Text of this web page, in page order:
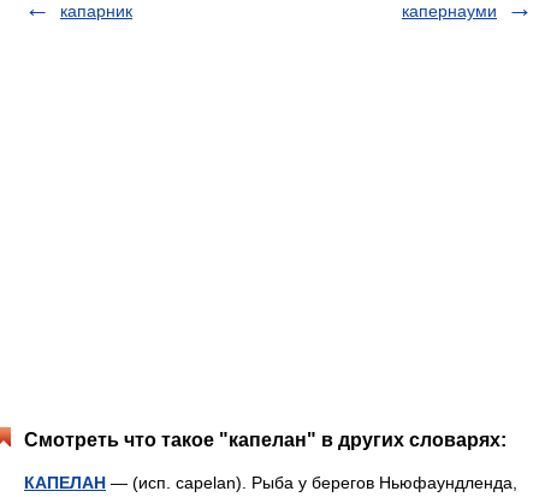
капарник
капернауми
Смотреть что такое "капелан" в других словарях:
КАПЕЛАН — (исп. capelan). Рыба у берегов Ньюфаундленда,